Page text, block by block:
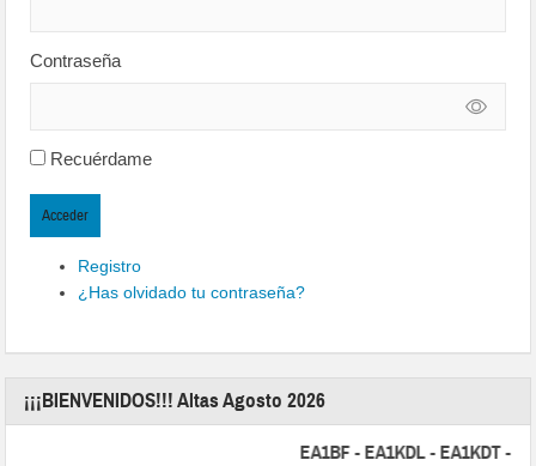
Contraseña
Recuérdame
Acceder
Registro
¿Has olvidado tu contraseña?
¡¡¡BIENVENIDOS!!! Altas Agosto 2026
EA1BF - EA1KDL - EA1KDT -